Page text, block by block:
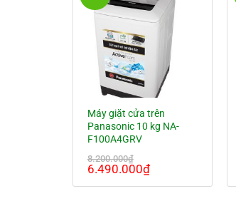
Máy giặt cửa trên
Panasonic 10 kg NA-
F100A4GRV
8.200.000₫
Giá
6.490.000₫Giá